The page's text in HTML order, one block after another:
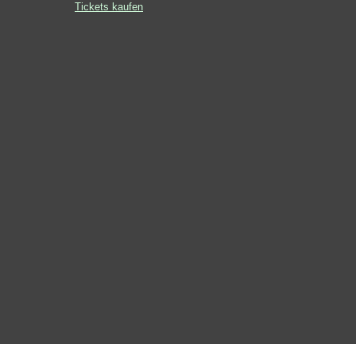
Tickets kaufen